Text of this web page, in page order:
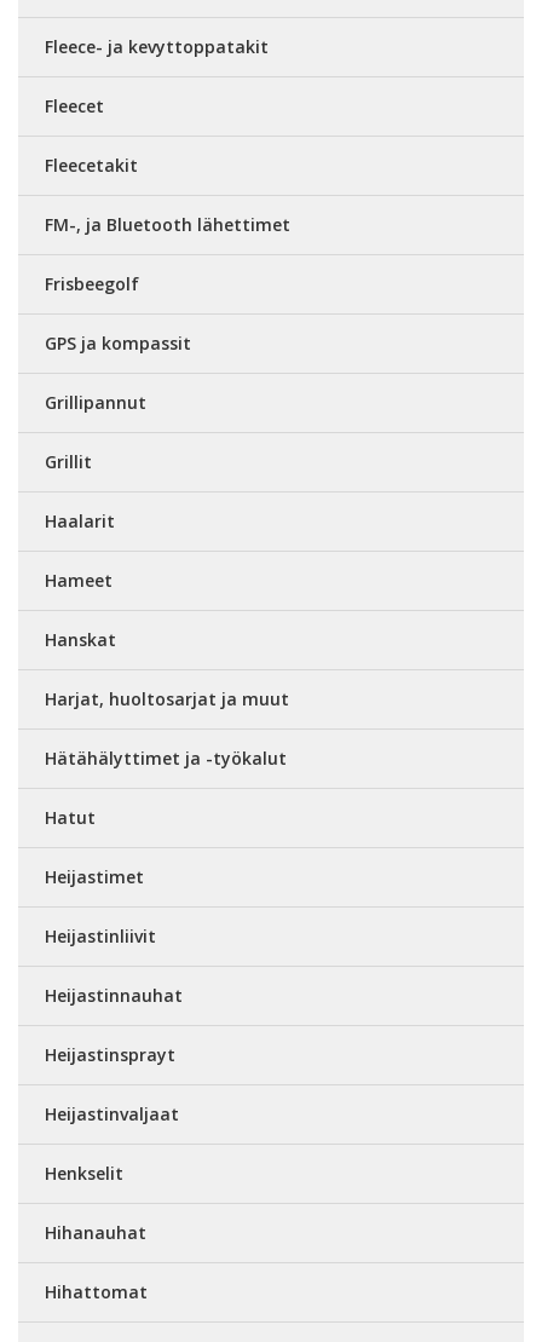
Fleece- ja kevyttoppatakit
Fleecet
Fleecetakit
FM-, ja Bluetooth lähettimet
Frisbeegolf
GPS ja kompassit
Grillipannut
Grillit
Haalarit
Hameet
Hanskat
Harjat, huoltosarjat ja muut
Hätähälyttimet ja -työkalut
Hatut
Heijastimet
Heijastinliivit
Heijastinnauhat
Heijastinsprayt
Heijastinvaljaat
Henkselit
Hihanauhat
Hihattomat